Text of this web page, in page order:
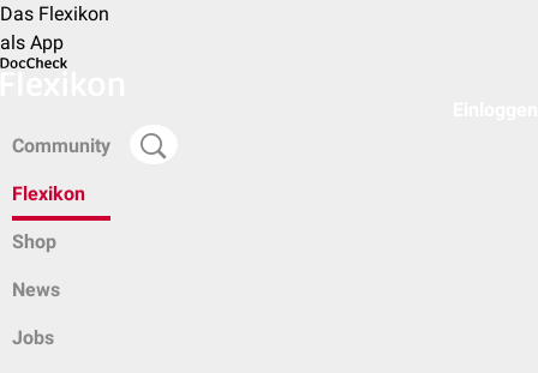
Das Flexikon
als App
Community
Flexikon
Shop
News
Jobs